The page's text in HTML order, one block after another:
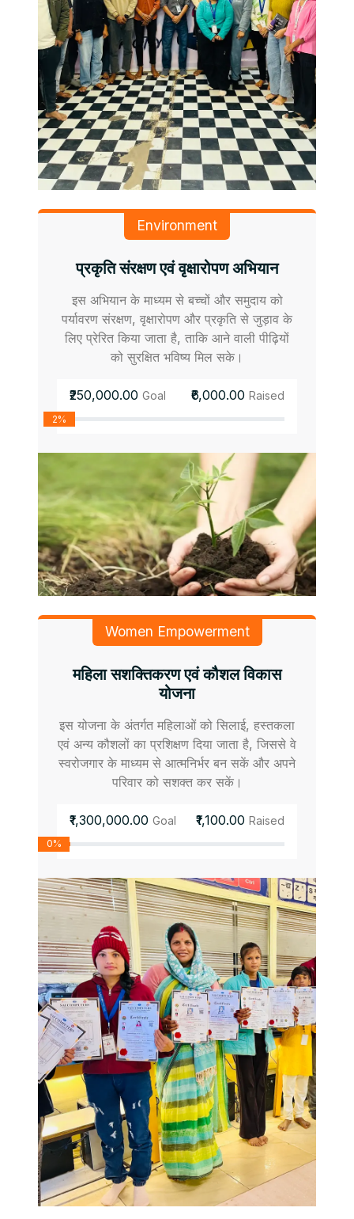
Environment
प्रकृति संरक्षण एवं वृक्षारोपण अभियान
इस अभियान के माध्यम से बच्चों और समुदाय को
पर्यावरण संरक्षण, वृक्षारोपण और प्रकृति से जुड़ाव के
लिए प्रेरित किया जाता है, ताकि आने वाली पीढ़ियों
को सुरक्षित भविष्य मिल सके।
₹250,000.00 Goal ₹6,000.00 Raised
2%
Women Empowerment
महिला सशक्तिकरण एवं कौशल विकास
योजना
इस योजना के अंतर्गत महिलाओं को सिलाई, हस्तकला
एवं अन्य कौशलों का प्रशिक्षण दिया जाता है, जिससे वे
स्वरोजगार के माध्यम से आत्मनिर्भर बन सकें और अपने
परिवार को सशक्त कर सकें।
₹1,300,000.00 Goal ₹1,100.00 Raised
0%